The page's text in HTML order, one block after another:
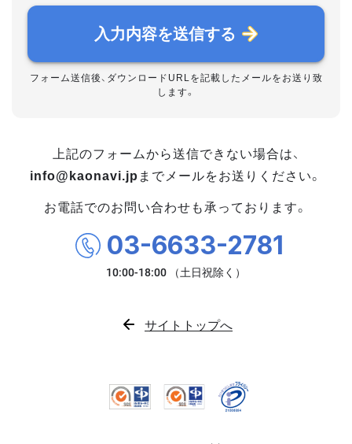
入力内容を送信する
フォーム送信後、ダウンロードURLを記載したメールをお送り致
します。
上記のフォームから送信できない場合は、
info@kaonavi.jp までメールをお送りください。
お電話でのお問い合わせも承っております。
03-6633-2781
サイトトップへ